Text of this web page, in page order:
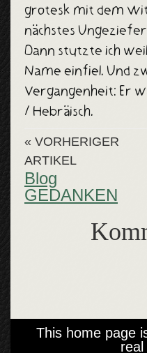
grotesk mit dem
nächstes
Dann stutzte ich
Name einfiel. Und
Vergangenheit: Er
/ Hebräisch.
« VORHERIGER
ARTIKEL
Blog
GEDANKEN
This home page
real